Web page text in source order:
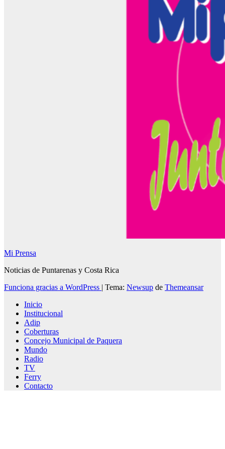
Mi Prensa
Noticias de Puntarenas y Costa Rica
Funciona gracias a WordPress | Tema: Newsup de Themeansar
Inicio
Institucional
Adip
Coberturas
Concejo Municipal de Paquera
Mundo
Radio
TV
Ferry
Contacto